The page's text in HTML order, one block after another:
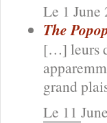
Le 1 June
The
[…] leurs
grand
Le 11